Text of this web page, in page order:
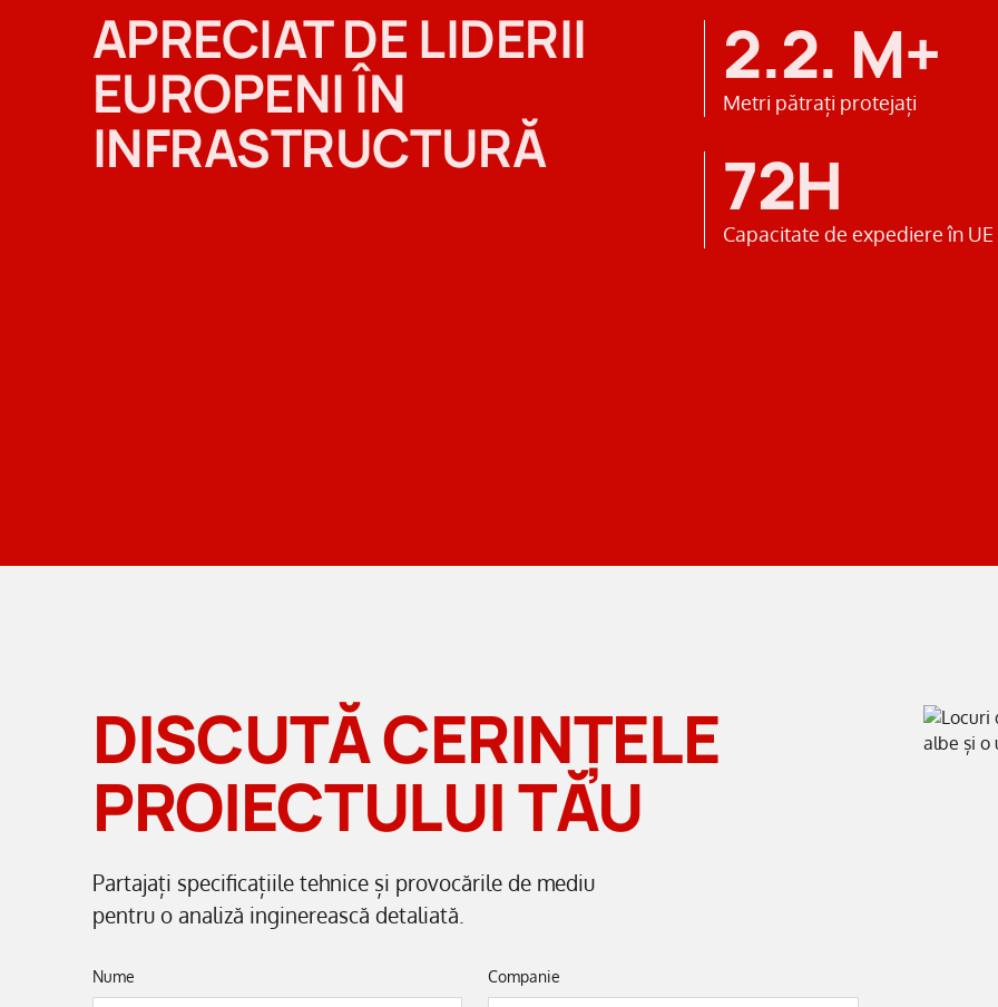
APRECIAT DE LIDERII
EUROPENI ÎN
INFRASTRUCTURĂ
2.2. M+
Metri pătrați protejați
72H
Capacitate de expediere în UE
DISCUTĂ CERINȚELE
PROIECTULUI TĂU
Partajați specificațiile tehnice și provocările de mediu
pentru o analiză inginerească detaliată.
Nume Companie